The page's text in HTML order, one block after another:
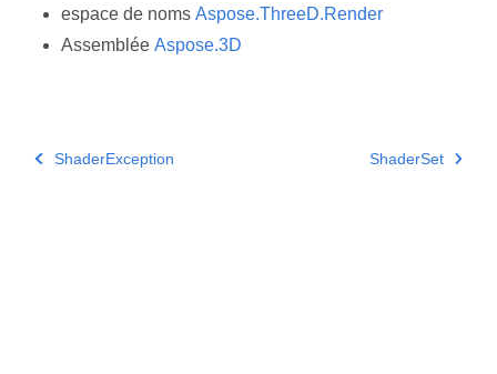
espace de noms Aspose.ThreeD.Render
Assemblée Aspose.3D
ShaderException ShaderSet